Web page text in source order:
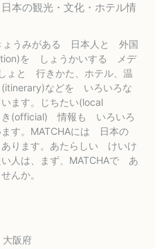
本の観光・文化・ホテル情
うみがある 日本人と 外国
を しょうかいする メデ
ょと 行きかた、ホテル、温
(itinerary)などを いろいろな
ます。じちたい(local
(official) 情報も いろいろ
す。MATCHAには 日本の
ます。あたらしい けいけ
人は、まず、MATCHAで あ
んか。
大阪府